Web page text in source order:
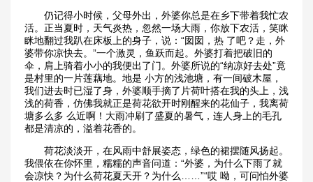
仍记得小时候，父母外出，外婆你总是在乡下带着我忙农
活。正当夏时，天气炎热，忽然一场大雨，你放下农活，笑眯
眯地翻过我趴在床板上的身子，说：“囡囡，热 了吧？走，外
婆带你凉快去。”一个激灵，鱼跃而起。外婆打着把破旧的
伞，肩上骑着小小的我便出了门。外婆所说的“纳凉好去处”竟
是村里的一片莲藕地。地是 小方的浅池塘，有一间破木屋，
我们进去时已湿了身，外婆顺手摘了片荷叶搭在我的头上，浅
浅的荷香，仿佛我就正是荷花欲开时刚醒来的花仙子，我离荷
塘多么多 么近啊！大雨冲刷了盛夏的暑气，连人身上的毛孔
都是清凉的，溢着花香的。
荷花淡淡开，在风雨中舒展姿态，绿色的裙摆随风扬起。
我偎依在你怀里，糯糯的声音问道：“外婆，为什么下雨了就
会凉快？为什么荷花夏天开？为什么……”“哎 呦，可问怕外婆